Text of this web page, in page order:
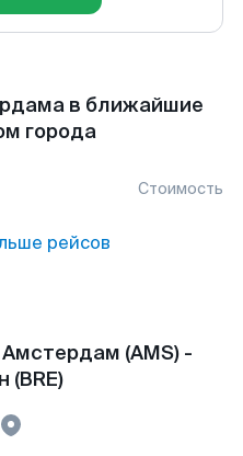
в ближайшие
города
Стоимость
рейсов
(AMS) -
(BRE)